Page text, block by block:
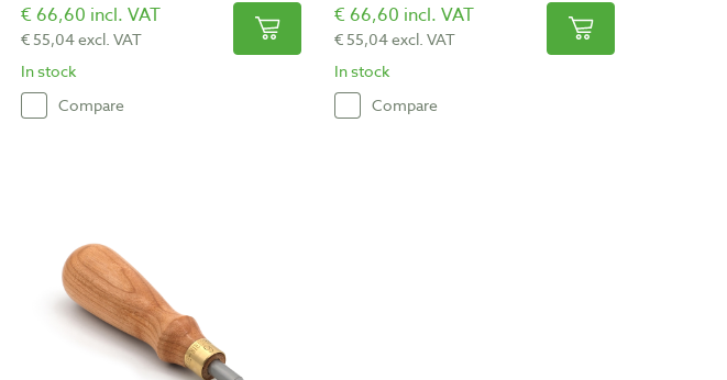
€ 66,60 incl. VAT
€ 55,04 excl. VAT
In stock
Compare
€ 66,60 incl. VAT
€ 55,04 excl. VAT
In stock
Compare